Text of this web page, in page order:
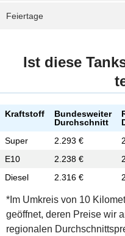
Feiertage
Ist diese
Kraftstoff
Bundesweiter
Durchschnitt
Super
2.293 €
E10
2.238 €
Diesel
2.316 €
*Im Umkreis von 10
geöffnet, deren Preise wir
regionalen